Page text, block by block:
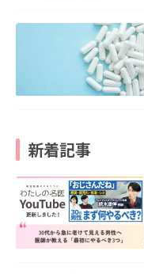
新着記事